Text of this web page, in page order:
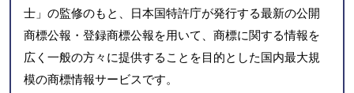
士」の監修のもと、日本国特許庁が発行する最新の公開
商標公報・登録商標公報を用いて、商標に関する情報を
広く一般の方々に提供することを目的とした国内最大規
模の商標情報サービスです。